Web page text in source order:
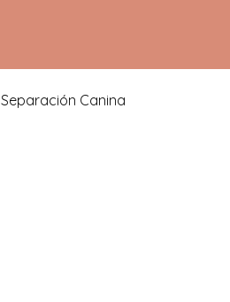
Separación Canina